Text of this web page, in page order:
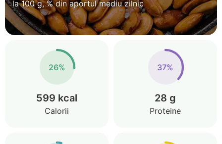
la 100 g, % din aportul mediu zilnic
26%
599 kcal
Calorii
37%
28 g
Proteine